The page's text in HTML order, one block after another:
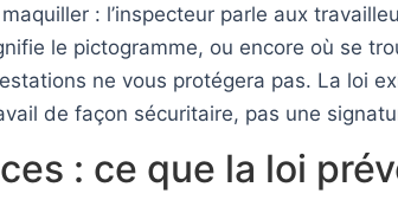
: l’inspecteur parle aux
le pictogramme, ou encore où se
ne vous protégera pas. La loi
de façon sécuritaire, pas une
: ce que la loi